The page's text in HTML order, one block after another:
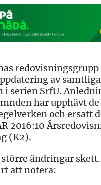
redovisningsgrupp
av samtliga
i serien SrfU.
har upphävt de
och ersatt
2016:10
(K2).
ändringar
att notera: